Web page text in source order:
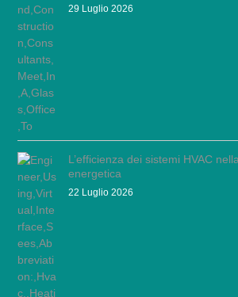
29 Luglio 2026
L’efficienza dei sistemi HVAC
energetica
22 Luglio 2026